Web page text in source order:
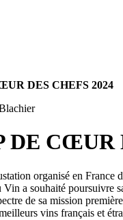
DES CHEFS 2024
DE CŒUR
organisé en
a souhaité poursuivre
de sa mission
vins français et